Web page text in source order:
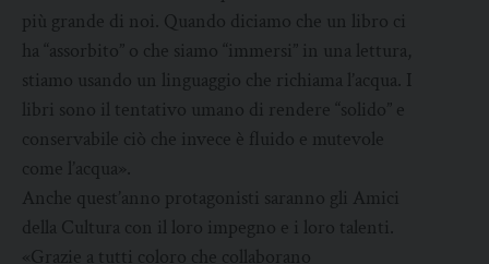
più grande di noi. Quando diciamo che un libro ci
ha “assorbito” o che siamo “immersi” in una lettura,
stiamo usando un linguaggio che richiama l’acqua. I
libri sono il tentativo umano di rendere “solido” e
conservabile ciò che invece è fluido e mutevole
come l’acqua».
Anche quest’anno protagonisti saranno gli Amici
della Cultura con il loro impegno e i loro talenti.
«Grazie a tutti coloro che collaborano